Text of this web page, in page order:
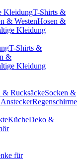
KleidungT-Shirts &
& WestenHosen &
Kleidung
T-Shirts &
&
Kleidung
& RucksäckeSocken &
Regenschirme
KücheDeko &
für